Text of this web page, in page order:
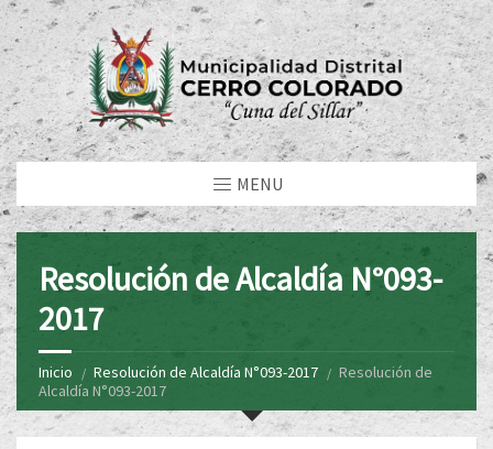
MENU
Resolución de Alcaldía N°093-
2017
Inicio Resolución de Alcaldía N°093-2017
Resolución de
Alcaldía N°093-2017